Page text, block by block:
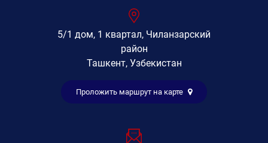
5/1 дом, 1 квартал, Чиланзарский
район
Ташкент, Узбекистан
Проложить маршрут на карте